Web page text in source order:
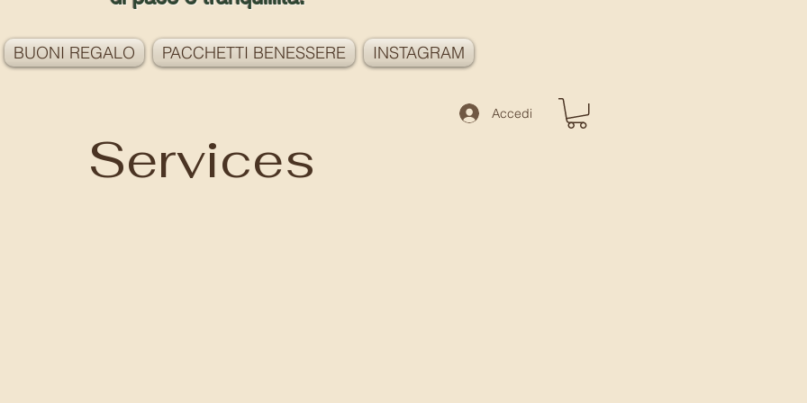
BUONI REGALO PACCHETTI BENESSERE INSTAGRAM
Accedi
Services